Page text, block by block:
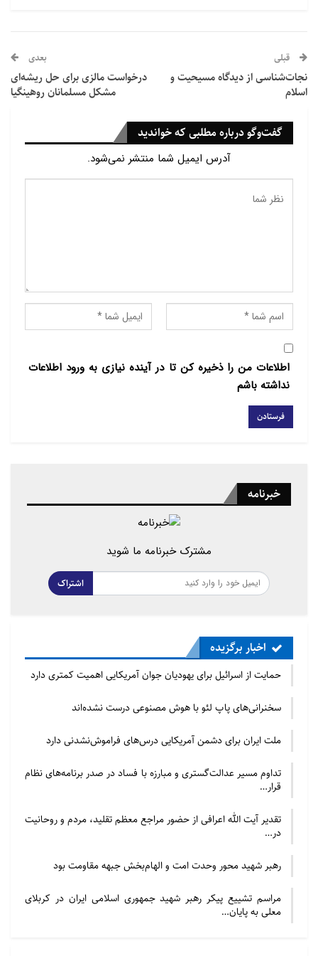
گیری ها شرکت داده شوند.
وی گفت هر گامی که برای زنان برداشته می شود به طور
پاپ به طور معمول از حقوق زنان دفاع کرده است و چندی
پیش نیز در جریان سخنرانی در کلیسای کاتولیک رم گفت
جنسی از زنان اقرار کند.
قبلی
نجات‌شناسی از دیدگاه مسیحیت و
اسلام
بعدی
درخواست مالزی برای حل ریشه‌ای
مشکل مسلمانان روهینگیا
گفت‌وگو درباره مطلبی که خواندید
آدرس ایمیل شما منتشر نمی‌شود.
اطلاعات من را ذخیره کن تا در آینده نیازی به ورود اطلاعات
نداشته باشم
خبرنامه
مشترک خبرنامه ما شوید
اشتراک
اخبار برگزیده
حمایت از اسرائیل برای یهودیان جوان آمریکایی اهمیت کمتری دارد
سخنرانی‌های پاپ لئو با هوش مصنوعی درست نشده‌اند
ملت ایران برای دشمن آمریکایی درس‌های فراموش‌نشدنی دارد
تداوم مسیر عدالت‌گستری و مبارزه با فساد در صدر برنامه‌های نظام
قرار…
تقدیر آیت الله اعرافی از حضور مراجع معظم تقلید، مردم و روحانیت
در…
رهبر شهید محور وحدت امت و الهام‌بخش جبهه مقاومت بود
مراسم تشییع پیکر رهبر شهید جمهوری اسلامی ایران در کربلای
معلی به پایان…